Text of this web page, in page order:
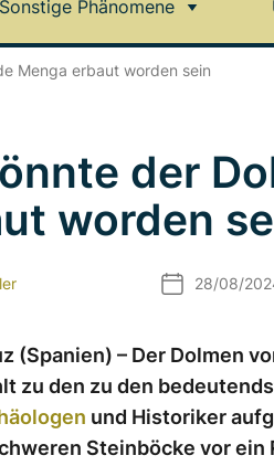
Sonstige Phänomene
Menga erbaut worden sein
der
worden
28/08/
(Spanien) – Der Dolmen
zu den zu den
und Historiker
Steinböcke vor ein